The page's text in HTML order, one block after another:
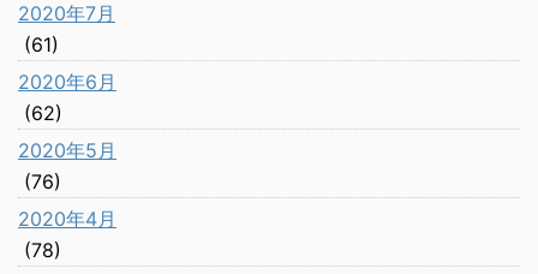
2020年7月
(61)
2020年6月
(62)
2020年5月
(76)
2020年4月
(78)